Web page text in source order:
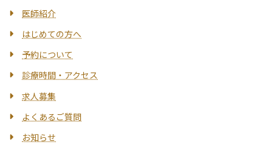
医師紹介
はじめての方へ
予約について
診療時間・アクセス
求人募集
よくあるご質問
お知らせ